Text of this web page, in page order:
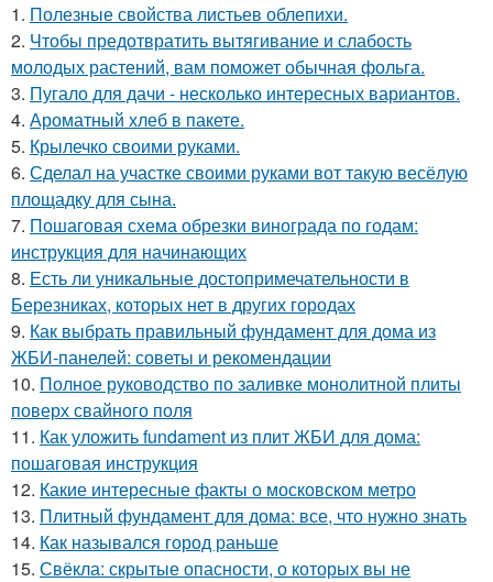
1. Полезные свойства листьев облепихи.
2. Чтобы предотвратить вытягивание и слабость
молодых растений, вам поможет обычная фольга.
3. Пугало для дачи - несколько интересных вариантов.
4. Ароматный хлеб в пакете.
5. Крылечко своими руками.
6. Сделал на участке своими руками вот такую весёлую
площадку для сына.
7. Пошаговая схема обрезки винограда по годам:
инструкция для начинающих
8. Есть ли уникальные достопримечательности в
Березниках, которых нет в других городах
9. Как выбрать правильный фундамент для дома из
ЖБИ-панелей: советы и рекомендации
10. Полное руководство по заливке монолитной плиты
поверх свайного поля
11. Как уложить fundament из плит ЖБИ для дома:
пошаговая инструкция
12. Какие интересные факты о московском метро
13. Плитный фундамент для дома: все, что нужно знать
14. Как назывался город раньше
15. Свёкла: скрытые опасности, о которых вы не